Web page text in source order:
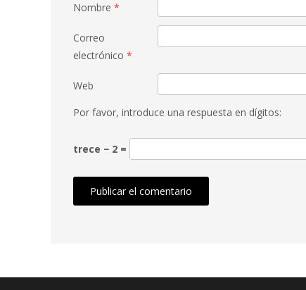
Nombre *
Correo
electrónico *
Web
Por favor, introduce una respuesta en dígitos:
trece − 2 =